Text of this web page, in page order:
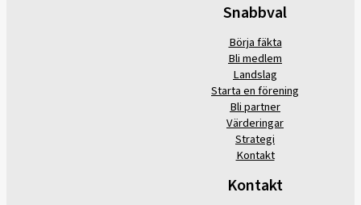
Snabbval
Börja fäkta
Bli medlem
Landslag
Starta en förening
Bli partner
Värderingar
Strategi
Kontakt
Kontakt